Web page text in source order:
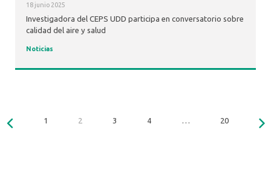
18 junio 2025
Investigadora del CEPS UDD participa en conversatorio sobre
calidad del aire y salud
Noticias
1 2 3 4 … 20